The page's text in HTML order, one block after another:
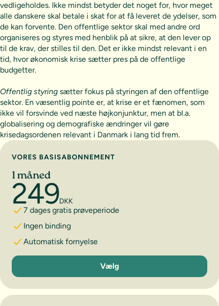
vedligeholdes. Ikke mindst betyder det noget for, hvor meget
alle danskere skal betale i skat for at få leveret de ydelser, som
de kan forvente. Den offentlige sektor skal med andre ord
organiseres og styres med henblik på at sikre, at den lever op
til de krav, der stilles til den. Det er ikke mindst relevant i en
tid, hvor økonomisk krise sætter pres på de offentlige
budgetter.
Offentlig styring sætter fokus på styringen af den offentlige
sektor. En væsentlig pointe er, at krise er et fænomen, som
ikke vil forsvinde ved næste højkonjunktur, men at bl.a.
globalisering og demografiske ændringer vil gøre
krisedagsordenen relevant i Danmark i lang tid frem.
Vælg abonnement
VORES BASISABONNEMENT
1 måned
249DKK
7 dages gratis prøveperiode
Ingen binding
Automatisk fornyelse
1 måned
Vælg